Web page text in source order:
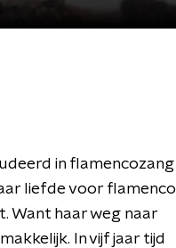
in flamencozang
liefde voor flamenco
Want haar weg naar
In vijf jaar tijd